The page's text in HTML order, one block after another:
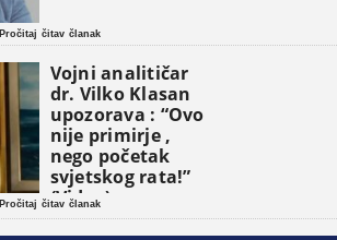
Pročitaj čitav članak
Vojni analitičar
dr. Vilko Klasan
upozorava : “Ovo
nije primirje ,
nego početak
svjetskog rata!”
(Video)
Pročitaj čitav članak